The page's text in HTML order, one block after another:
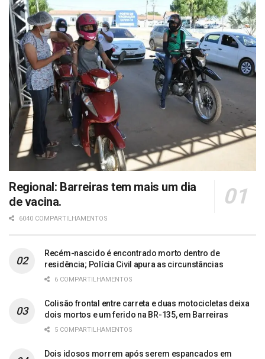
Regional: Barreiras tem mais um dia
de vacina.
6040 COMPARTILHAMENTOS
Recém-nascido é encontrado morto dentro de
residência; Polícia Civil apura as circunstâncias
6 COMPARTILHAMENTOS
Colisão frontal entre carreta e duas motocicletas deixa
dois mortos e um ferido na BR-135, em Barreiras
5 COMPARTILHAMENTOS
Dois idosos morrem após serem espancados em